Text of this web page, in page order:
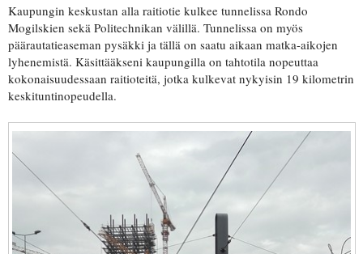
Kaupungin keskustan alla raitiotie kulkee tunnelissa Rondo
Mogilskien sekä Politechnikan välillä. Tunnelissa on myös
päärautatieaseman pysäkki ja tällä on saatu aikaan matka-aikojen
lyhenemistä. Käsittääkseni kaupungilla on tahtotila nopeuttaa
kokonaisuudessaan raitioteitä, jotka kulkevat nykyisin 19 kilometrin
keskituntinopeudella.